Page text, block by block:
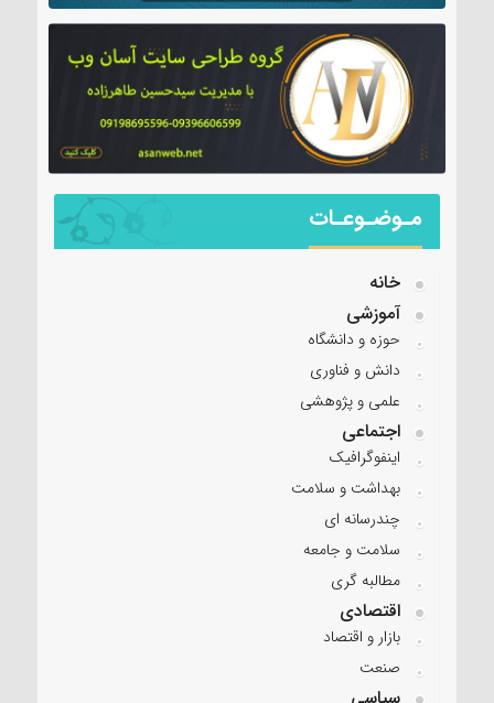
مـوضـوعـات
خانه
آموزشی
حوزه و دانشگاه
دانش و فناوری
علمی و پژوهشی
اجتماعی
اینفوگرافیک
بهداشت و سلامت
چندرسانه ای
سلامت و جامعه
مطالبه گری
اقتصادی
بازار و اقتصاد
صنعت